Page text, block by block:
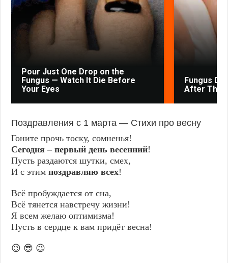
Pour Just One Drop on the
Fungus — Watch It Die Before
Your Eyes
Fungus
After The
Поздравления с 1 марта — Стихи про весну
Гоните прочь тоску, сомненья!
Сегодня – первый день весенний!
Пусть раздаются шутки, смех,
И с этимпоздравляю всех!
Всё пробуждается от сна,
Всё тянется навстречу жизни!
Я всем желаю оптимизма!
Пусть в сердце к вам придёт весна!
😉 😎 😉